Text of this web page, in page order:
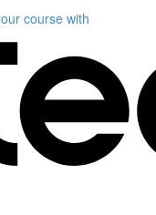
coursewith